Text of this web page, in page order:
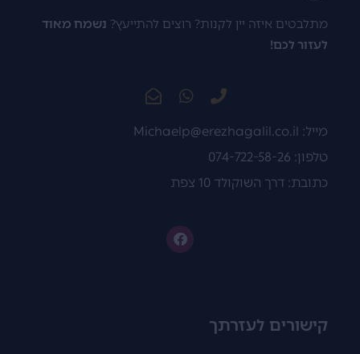
מתלבטים איזה יין לקנות? רוצים להתייעץ? נשמח מאוד
לעזור לכם!
מייל: Michaelp@erezhagalil.co.il
טלפון: 074-722-58-26
כתובת: דרך השוקולד 10 צפת
קישורים לעזרתך